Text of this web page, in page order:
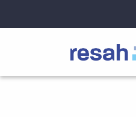
Logo Resah